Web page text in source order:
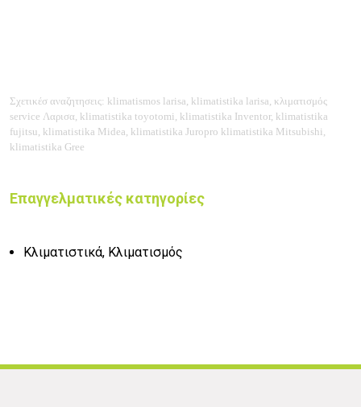
Σχετικέσ αναζητησεις: klimatismos larisa, klimatistika larisa, κλιματισμός
service Λαρισα, klimatistika toyotomi, klimatistika Inventor, klimatistika
fujitsu, klimatistika Midea, klimatistika Juropro klimatistika Mitsubishi,
klimatistika Gree
Επαγγελματικές κατηγορίες
Κλιματιστικά, Κλιματισμός